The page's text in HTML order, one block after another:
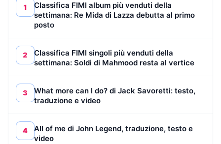
1
Classifica FIMI album più venduti della
settimana: Re Mida di Lazza debutta al primo
posto
2
Classifica FIMI singoli più venduti della
settimana: Soldi di Mahmood resta al vertice
3
What more can I do? di Jack Savoretti: testo,
traduzione e video
4
All of me di John Legend, traduzione, testo e
video